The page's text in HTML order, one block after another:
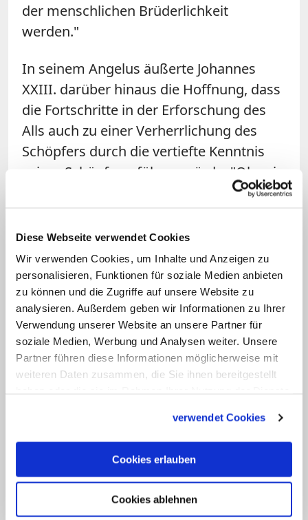
Diese Webseite verwendet Cookies
Wir verwenden Cookies, um Inhalte und Anzeigen zu
personalisieren, Funktionen für soziale Medien anbieten
zu können und die Zugriffe auf unsere Website zu
analysieren. Außerdem geben wir Informationen zu Ihrer
Verwendung unserer Website an unsere Partner für
soziale Medien, Werbung und Analysen weiter. Unsere
Partner führen diese Informationen möglicherweise mit
weiteren Daten zusammen, die Sie ihnen bereitgestellt
verwendet Cookies
Cookies erlauben
Cookies ablehnen
der menschlichen Brüderlichkeit
werden."
In seinem Angelus äußerte Johannes
XXIII. darüber hinaus die Hoffnung, dass
die Fortschritte in der Erforschung des
Alls auch zu einer Verherrlichung des
Schöpfers durch die vertiefte Kenntnis
seiner Schöpfung führen würde. "Oh, wie
sehr wünschen wir uns, dass diese
Huldigung Gottes, des Schöpfers und
obersten Gesetzgebers, annehmen
würden", drückt es der Papst aus. Konnte
er dabei auf Gagarin setzen?
Gott habe ich dort oben nie gesehen.
— Juri Gagarin (angeblich)
Kommunistischen Partei schnell auch in
die Propaganda eingespannt.
Sprichwörtlich wurde das Zitat "Gott
habe ich dort oben nicht gesehen", das
bis heute noch mit dem Mann verbunden